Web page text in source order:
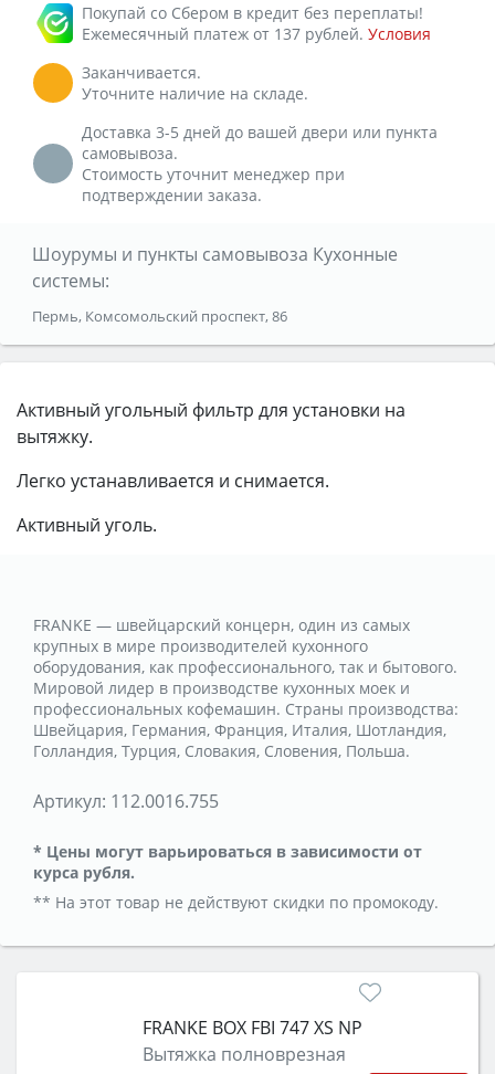
Покупай со Сбером в кредит без переплаты!
Ежемесячный платеж от 137 рублей. Условия
Заканчивается.
Уточните наличие на складе.
Доставка 3-5 дней до вашей двери или пункта
самовывоза.
Стоимость уточнит менеджер при
подтверждении заказа.
Шоурумы и пункты самовывоза Кухонные
системы:
Пермь, Комсомольский проспект, 86
Активный угольный фильтр для установки на
вытяжку.
Легко устанавливается и снимается.
Активный уголь.
FRANKE — швейцарский концерн, один из самых
крупных в мире производителей кухонного
оборудования, как профессионального, так и бытового.
Мировой лидер в производстве кухонных моек и
профессиональных кофемашин. Страны производства:
Швейцария, Германия, Франция, Италия, Шотландия,
Голландия, Турция, Словакия, Словения, Польша.
Артикул: 112.0016.755
* Цены могут варьироваться в зависимости от
курса рубля.
** На этот товар не действуют скидки по промокоду.
FRANKE BOX FBI 747 XS NP
Вытяжка полноврезная